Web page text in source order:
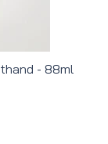
- 88ml